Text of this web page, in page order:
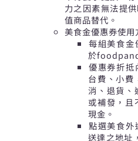
力之因素無法提
值商品替代。
美食金優惠券使用
每組美食金
於
優惠券折抵
台費、小費
消、退貨、
或補發，且
現金。
點選美食外
送達之地址